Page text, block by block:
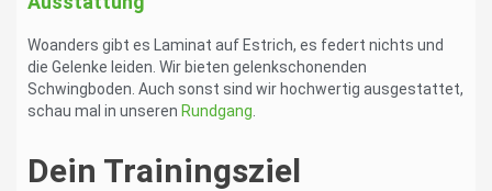
Woanders gibt es Laminat auf Estrich, es federt nichts und
die Gelenke leiden. Wir bieten gelenkschonenden
Schwingboden. Auch sonst sind wir hochwertig ausgestattet,
schau mal in unseren Rundgang
Dein Trainingsziel